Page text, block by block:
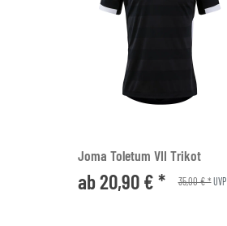
Joma Toletum VII Trikot
ab 20,90 € * 35,00 € *UVP